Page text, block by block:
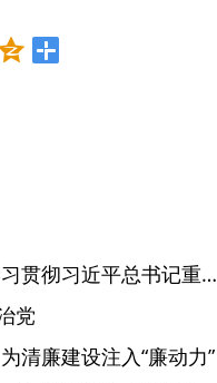
省委常委会会议强调 深入学习贯彻习近平总书记重要讲话精神 以高质量党建引领高质量发展 梁言顺主持并讲话
党
清廉建设注入“廉动力”